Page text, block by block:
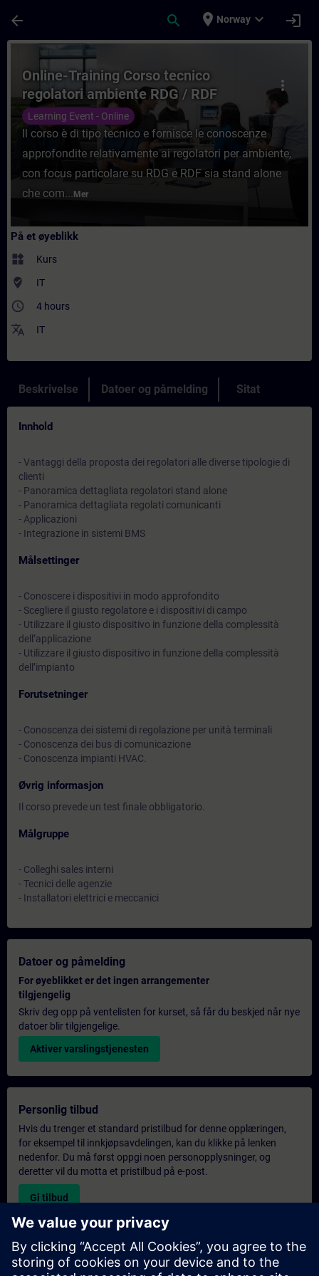
arrow_back search place Norway expand_more login
Kurs - Online-Training Corso tecnico
more_vert
Online-Training Corso tecnico
regolatori ambiente RDG / RDF
Learning Event - Online
Il corso è di tipo tecnico e fornisce le conoscenze
approfondite relativamente ai regolatori per ambiente,
con focus particolare su RDG e RDF sia stand alone
che com... Mer
På et øyeblikk
widgets Kurs
where_to_vote IT
access_time 4 hours
translate IT
Beskrivelse Datoer og påmelding Sitat
Innhold
- Vantaggi della proposta dei regolatori alle diverse tipologie di
clienti
- Panoramica dettagliata regolatori stand alone
- Panoramica dettagliata regolati comunicanti
- Applicazioni
- Integrazione in sistemi BMS
Målsettinger
- Conoscere i dispositivi in modo approfondito
- Scegliere il giusto regolatore e i dispositivi di campo
- Utilizzare il giusto dispositivo in funzione della complessità
dell’applicazione
- Utilizzare il giusto dispositivo in funzione della complessità
dell’impianto
Forutsetninger
- Conoscenza dei sistemi di regolazione per unità terminali
- Conoscenza dei bus di comunicazione
- Conoscenza impianti HVAC.
Øvrig informasjon
Il corso prevede un test finale obbligatorio.
Målgruppe
- Colleghi sales interni
- Tecnici delle agenzie
- Installatori elettrici e meccanici
Datoer og påmelding
For øyeblikket er det ingen arrangementer
tilgjengelig
Skriv deg opp på ventelisten for kurset, så får du beskjed når nye
datoer blir tilgjengelige.
Aktiver varslingstjenesten
Personlig tilbud
Hvis du trenger et standard pristilbud for denne opplæringen,
for eksempel til innkjøpsavdelingen, kan du klikke på lenken
nedenfor. Du må først oppgi noen personopplysninger, og
deretter vil du motta et pristilbud på e-post.
Gi tilbud
Forespørsel om eksklusiv opplæring